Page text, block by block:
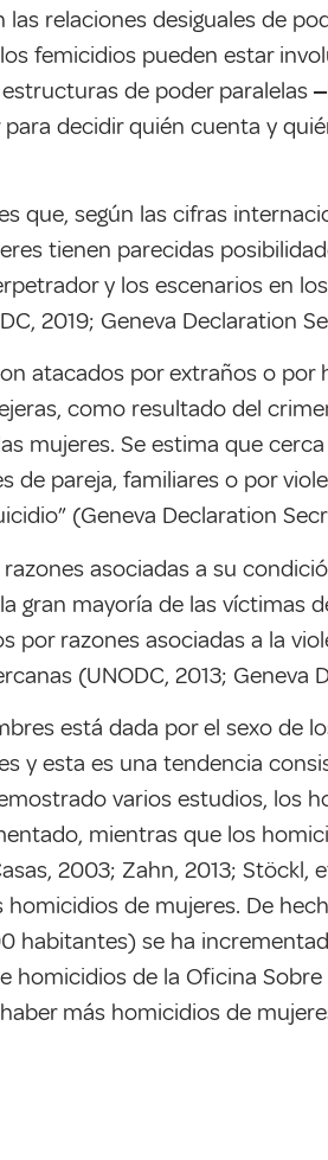
las relaciones desiguales de
femicidios pueden estar
de poder paralelas
decidir quién cuenta y
que, según las cifras
tienen parecidas
y los escenarios en
2019; Geneva Declaration
atacados por extraños o
como resultado del
mujeres. Se estima que
pareja, familiares o por
(Geneva Declaration
asociadas a su
gran mayoría de las
por razones asociadas a la
(UNODC, 2013; Geneva
está dada por el sexo de
y esta es una tendencia
varios estudios, los
mientras que los
2003; Zahn, 2013; Stöckl,
de mujeres. De
habitantes) se ha
homicidios de la Oficina
más homicidios de